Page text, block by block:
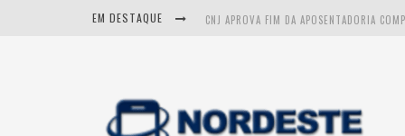
EM DESTAQUE CNJ APROVA FIM DA APOSENTADORIA
ITABAIANA: VÍTIMAS DE ACIDENTE FATAL